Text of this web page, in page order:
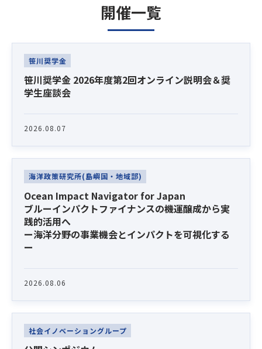
開催一覧
Latest News
笹川奨学金
笹川奨学金 2026年度第2回オンライン説明会＆奨
学生座談会
2026.08.07
海洋政策研究所(島嶼国・地域部)
Ocean Impact Navigator for Japan
ブルーインパクトファイナンスの機運醸成から実
践的活用へ
ー海洋分野の事業機会とインパクトを可視化する
ー
2026.08.06
社会イノベーショングループ